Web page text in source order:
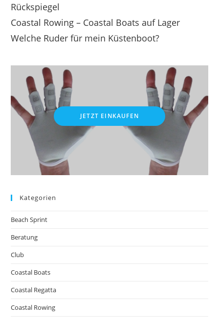
Rückspiegel
Coastal Rowing – Coastal Boats auf Lager
Welche Ruder für mein Küstenboot?
JETZT EINKAUFEN
Kategorien
Beach Sprint
Beratung
Club
Coastal Boats
Coastal Regatta
Coastal Rowing